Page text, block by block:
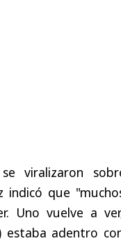
viralizaron
indicó que
Uno vuelve a
estaba adentro